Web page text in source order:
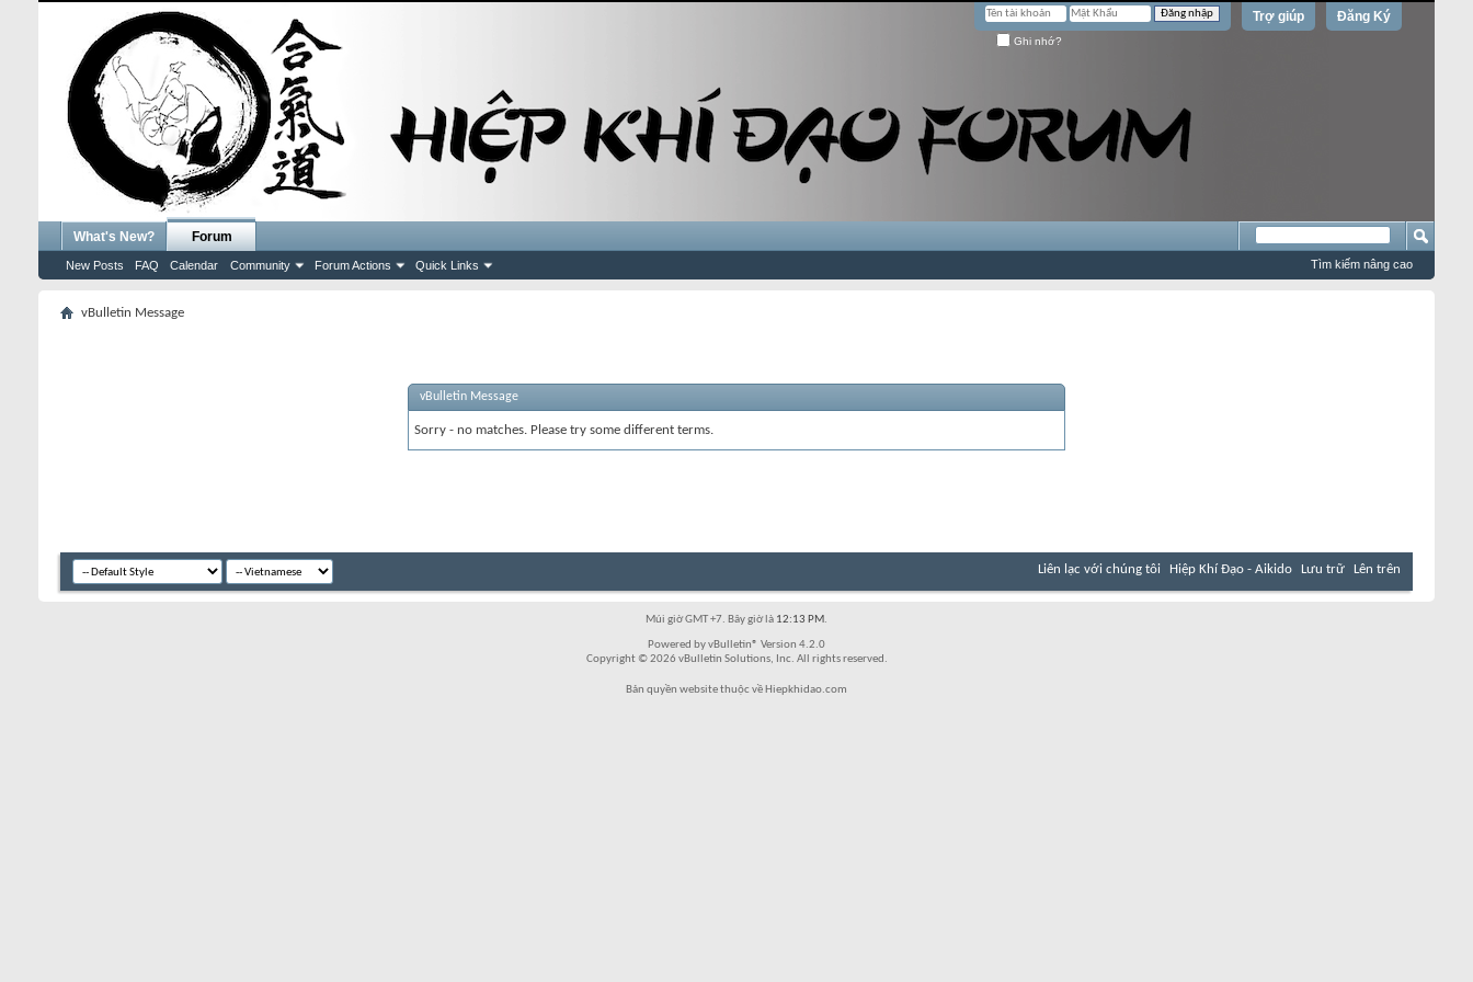
Đăng Ký
Trợ giúp
Ghi nhớ?
What's New? Forum
New Posts FAQ Calendar Community Forum Actions Quick Links Tìm kiếm nâng cao
vBulletin Message
vBulletin Message
Sorry - no matches. Please try some different terms.
Liên lạc với chúng tôi Hiệp Khí Đạo - Aikido Lưu trữ Lên trên
Múi giờ GMT +7. Bây giờ là 12:13 PM.
Powered by vBulletin® Version 4.2.0
Copyright © 2026 vBulletin Solutions, Inc. All rights reserved.
Bản quyền website thuộc về Hiepkhidao.com